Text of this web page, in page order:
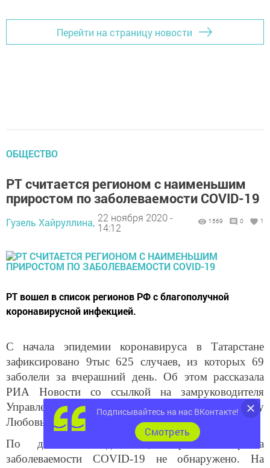
Перейти на страницу новости
ОБЩЕСТВО
РТ считается регионом с наименьшим
приростом по заболеваемости COVID-19
Гузель Хайруллина, 22 ноября 2020 -
14:12
1569 0 1
РТ вошел в список регионов РФ с благополучной
коронавирусной инфекцией.
С начала эпидемии коронавируса в Татарстане
зафиксировано 9тыс 625 случаев, из которых 69
заболели за вчерашний день. Об этом рассказала
РИА Новости со ссылкой на замруководителя
Управления Роспотребнадзора по Татарстану
Любовь Авдонину.
По данным Авдониной, огромного роста
заболеваемости COVID-19 не обнаружено. На
Подписывайтесь на нас ВКонтакте!
Cмотреть